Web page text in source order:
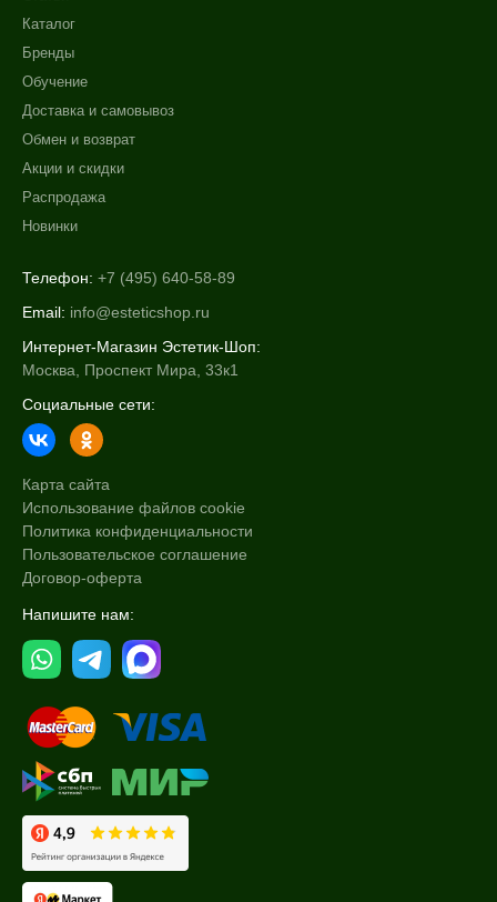
Время применения
Вечер
Всесезонный
День
Показать еще
Процедура
Демакияж
Показать еще
Форма выпуска
Флакон
Уровень SPF защиты
SPF 17
SPF 20
SPF 25
Спецпредложение
Бестселлеры
Каталог
Бренды
Обучение
Доставка и самовывоз
Обмен и возврат
Акции и скидки
Распродажа
Новинки
Телефон: +7 (495) 640-58-89
Email: info@esteticshop.ru
Интернет-Магазин Эстетик-Шоп:
Москва, Проспект Мира, 33к1
Социальные сети:
Карта сайта
Использование файлов cookie
Политика конфиденциальности
Пользовательское соглашение
Договор-оферта
Напишите нам: